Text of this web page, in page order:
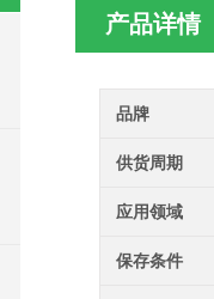
产品详情
品牌
供货周期
应用领域
保存条件